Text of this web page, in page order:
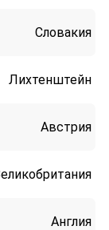
Словакия
Лихтенштейн
Австрия
Англия